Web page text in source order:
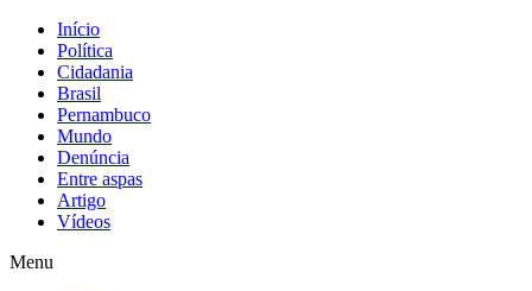
Início
Política
Cidadania
Brasil
Pernambuco
Mundo
Denúncia
Entre aspas
Artigo
Vídeos
Menu